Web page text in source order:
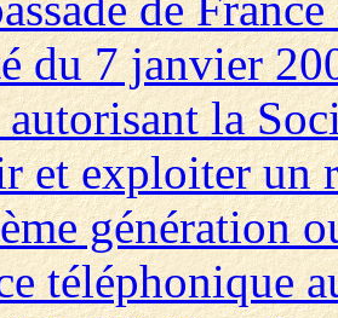
du 7 janvier
la
et exploiter un
génération
téléphonique